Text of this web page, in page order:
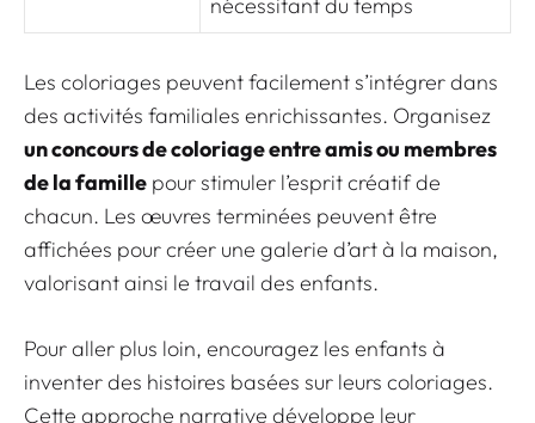
nécessitant du temps
Les coloriages peuvent facilement s’intégrer dans
des activités familiales enrichissantes. Organisez
un concours de coloriage entre amis ou membres
de la famille pour stimuler l’esprit créatif de
chacun. Les œuvres terminées peuvent être
affichées pour créer une galerie d’art à la maison,
valorisant ainsi le travail des enfants.
Pour aller plus loin, encouragez les enfants à
inventer des histoires basées sur leurs coloriages.
Cette approche narrative développe leur